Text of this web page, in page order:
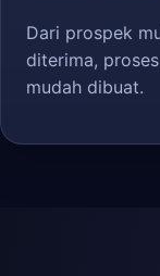
Dari prospek
diterima,
mudah dibuat.